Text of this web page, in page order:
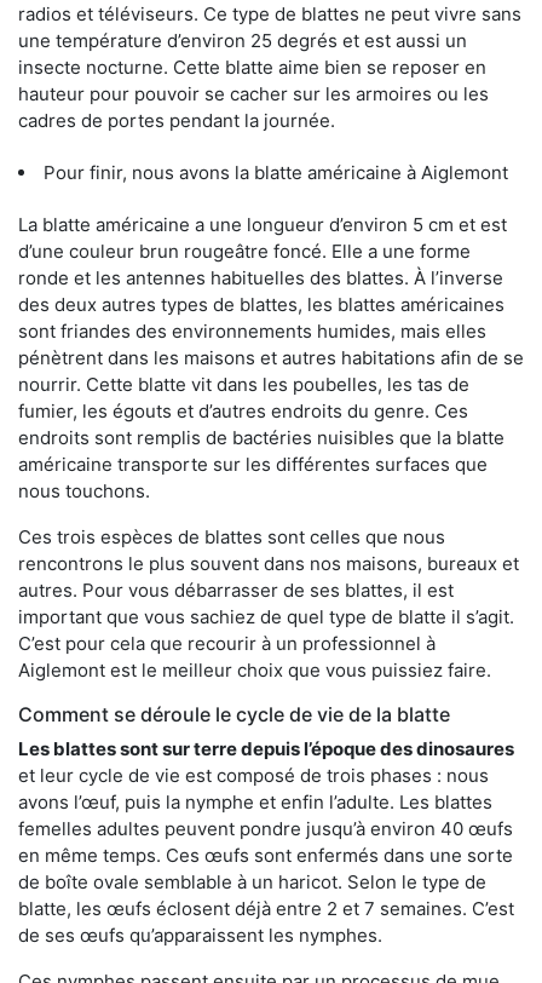
radios et téléviseurs. Ce type de blattes ne peut vivre sans
une température d’environ 25 degrés et est aussi un
insecte nocturne. Cette blatte aime bien se reposer en
hauteur pour pouvoir se cacher sur les armoires ou les
cadres de portes pendant la journée.
Pour finir, nous avons la blatte américaine à Aiglemont
La blatte américaine a une longueur d’environ 5 cm et est
d’une couleur brun rougeâtre foncé. Elle a une forme
ronde et les antennes habituelles des blattes. À l’inverse
des deux autres types de blattes, les blattes américaines
sont friandes des environnements humides, mais elles
pénètrent dans les maisons et autres habitations afin de se
nourrir. Cette blatte vit dans les poubelles, les tas de
fumier, les égouts et d’autres endroits du genre. Ces
endroits sont remplis de bactéries nuisibles que la blatte
américaine transporte sur les différentes surfaces que
nous touchons.
Ces trois espèces de blattes sont celles que nous
rencontrons le plus souvent dans nos maisons, bureaux et
autres. Pour vous débarrasser de ses blattes, il est
important que vous sachiez de quel type de blatte il s’agit.
C’est pour cela que recourir à un professionnel à
Aiglemont est le meilleur choix que vous puissiez faire.
Comment se déroule le cycle de vie de la blatte
Les blattes sont sur terre depuis l’époque des dinosaures
et leur cycle de vie est composé de trois phases : nous
avons l’œuf, puis la nymphe et enfin l’adulte. Les blattes
femelles adultes peuvent pondre jusqu’à environ 40 œufs
en même temps. Ces œufs sont enfermés dans une sorte
de boîte ovale semblable à un haricot. Selon le type de
blatte, les œufs éclosent déjà entre 2 et 7 semaines. C’est
de ses œufs qu’apparaissent les nymphes.